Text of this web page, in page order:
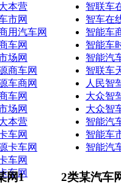
本营
市网
用汽车网
车网
场网
商车网
车商网
车网
场网
本营
车网
卡车网
车网
车网
智联车
智车在
智能车
智能车
智能汽
智联车
人民智
大众智
大众智
智能汽
智能车
智能汽
网1 2类某汽车